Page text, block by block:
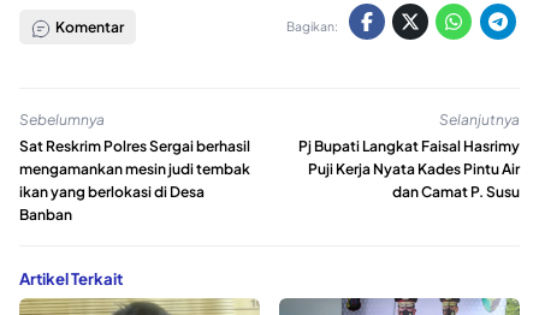
Komentar Bagikan:
Sebelumnya
Sat Reskrim Polres Sergai berhasil
mengamankan mesin judi tembak
ikan yang berlokasi di Desa
Banban
Selanjutnya
Pj Bupati Langkat Faisal Hasrimy
Puji Kerja Nyata Kades Pintu Air
dan Camat P. Susu
Artikel Terkait